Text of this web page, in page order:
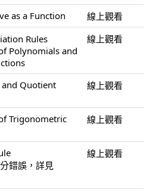
as a Function
線上觀看
Rules
Polynomials and
線上觀看
Quotient
線上觀看
Trigonometric
線上觀看
錯誤，詳見
線上觀看